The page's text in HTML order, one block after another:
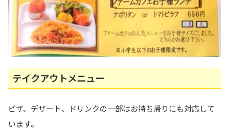
テイクアウトメニュー
ピザ、デザート、ドリンクの一部はお持ち帰りにも対応して
います。